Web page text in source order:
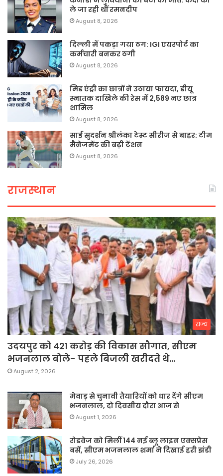
ले जा रही थीं रमनदीप
August 8, 2026
दिल्ली में पकड़ा गया ठग: IGI एयरपोर्ट का
कर्मचारी बनकर ठगी
August 8, 2026
मिड एंट्री का छात्रों ने उठाया फायदा, डीयू
स्नातक दाखिले की रेस में 2,589 नए छात्र
शामिल
August 8, 2026
साई सुदर्शन श्रीलंका टेस्ट सीरीज से बाहर: टीम
मैनेजमेंट की बढ़ी टेंशन
August 8, 2026
राजस्थान
राज्य
उदयपुर को 421 करोड़ की विकास सौगात, सीएम
भजनलाल बोले- पहले बिजली खरीदते थे…
August 2, 2026
मेवाड़ से चुनावी तैयारियों को धार देंगे सीएम
भजनलाल, दो दिवसीय दौरा आज से
August 1, 2026
रोडवेज को मिलीं 144 नई ब्लू लाइन एक्सप्रेस
बसें, सीएम भजनलाल शर्मा ने दिखाई हरी झंडी
July 26, 2026